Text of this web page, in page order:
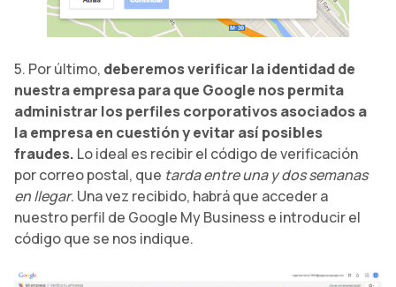
5. Por último, deberemos verificar la identidad de
nuestra empresa para que Google nos permita
administrar los perfiles corporativos asociados a
la empresa en cuestión y evitar así posibles
fraudes. Lo ideal es recibir el código de verificación
por correo postal, que tarda entre una y dos semanas
en llegar. Una vez recibido, habrá que acceder a
nuestro perfil de Google My Business e introducir el
código que se nos indique.